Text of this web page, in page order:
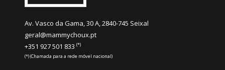
Av. Vasco da Gama, 30 A, 2840-745 Seixal
geral@mammychoux.pt
+351 927 501 833 (*)
(*) (Chamada para a rede móvel nacional)